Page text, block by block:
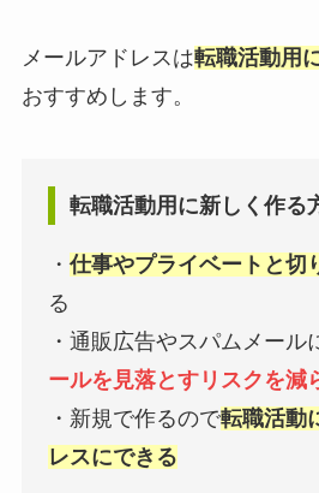
メールアドレスは転職活動用
おすすめします。
転職活動用に新しく作る
・仕事やプライベートと切
る
・通販広告やスパムメール
ールを見落とすリスクを減
・新規で作るので転職活動
レスにできる